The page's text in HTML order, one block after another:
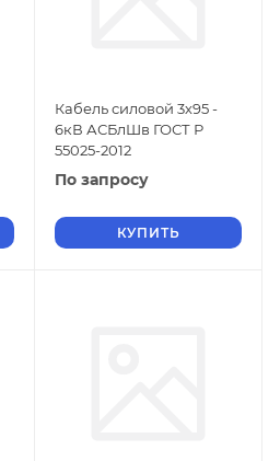
Кабель силовой 3х95 -
6кВ АСБлШв ГОСТ Р
55025-2012
По запросу
КУПИТЬ